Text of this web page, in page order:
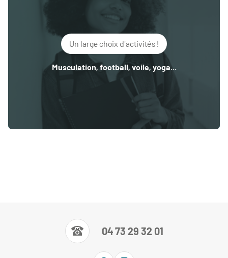
Un large choix d'activités !
Musculation, football, voile, yoga...
04 73 29 32 01